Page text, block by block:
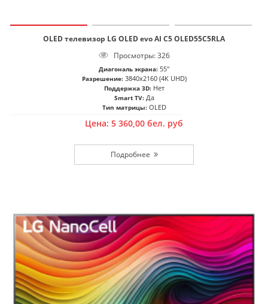
OLED телевизор LG OLED evo AI C5 OLED55C5RLA
Просмотры: 326
Диагональ экрана: 55"
Разрешение: 3840x2160 (4K UHD)
Поддержка 3D: Нет
Smart TV: Да
Тип матрицы: OLED
Цена: 5 360,00 бел. руб